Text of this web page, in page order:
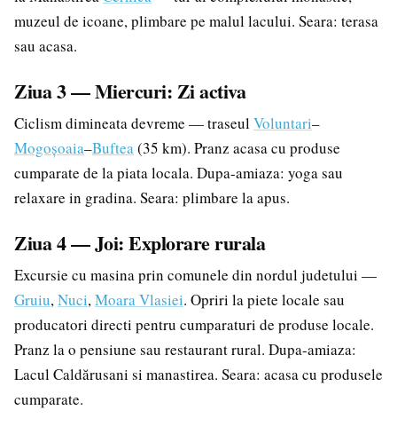
muzeul de icoane, plimbare pe malul lacului. Seara: terasa
sau acasa.
Ziua 3 — Miercuri: Zi activa
Ciclism dimineata devreme — traseul Voluntari–
Mogoșoaia–Buftea(35 km). Pranz acasa cu produse
cumparate de la piata locala. Dupa-amiaza: yoga sau
relaxare in gradina. Seara: plimbare la apus.
Ziua 4 — Joi: Explorare rurala
Excursie cu masina prin comunele din nordul judetului —
Gruiu,Nuci,Moara Vlasiei. Opriri la piete locale sau
producatori directi pentru cumparaturi de produse locale.
Pranz la o pensiune sau restaurant rural. Dupa-amiaza:
Lacul Caldărusani si manastirea. Seara: acasa cu produsele
cumparate.